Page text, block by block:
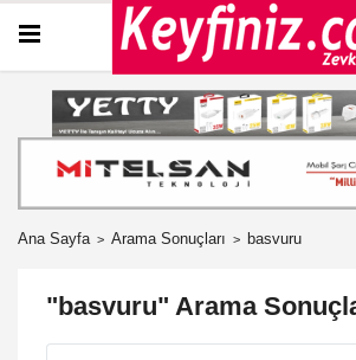
Ana Sayfa Arama Sonuçları basvuru
"basvuru" Arama